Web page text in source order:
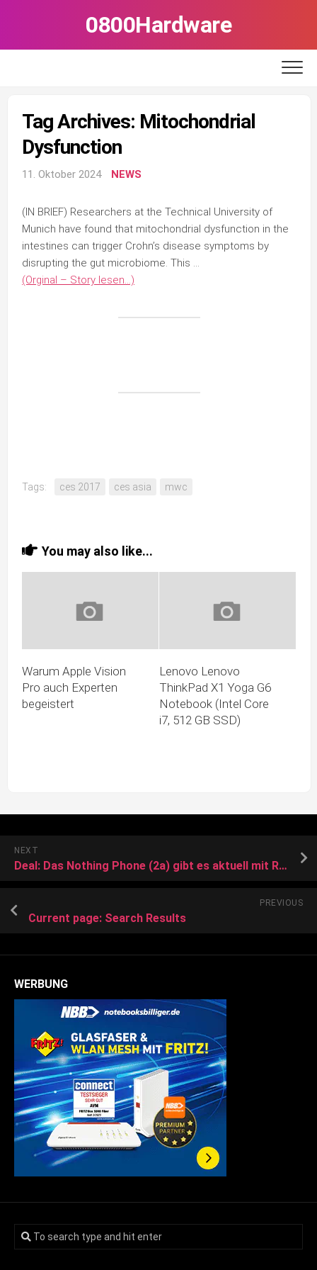
0800Hardware
Tag Archives: Mitochondrial
Dysfunction
11. Oktober 2024 NEWS
(IN BRIEF) Researchers at the Technical University of
Munich have found that mitochondrial dysfunction in the
intestines can trigger Crohn’s disease symptoms by
disrupting the gut microbiome. This …
(Orginal – Story lesen…)
Tags: ces 2017 ces asia mwc
You may also like...
Warum Apple Vision
Pro auch Experten
begeistert
Lenovo Lenovo
ThinkPad X1 Yoga G6
Notebook (Intel Core
i7, 512 GB SSD)
NEXT
Deal: Das Nothing Phone (2a) gibt es aktuell mit Rabatt, mit hellem Display und guten Akkulaufzeiten
PREVIOUS
Current page: Search Results
WERBUNG